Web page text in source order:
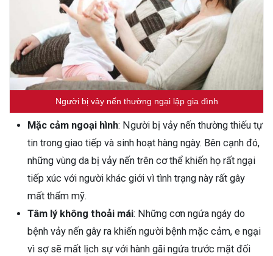
Người bị vảy nến thường ngại lập gia đình
Mặc cảm ngoại hình: Người bị vảy nến thường thiếu tự
tin trong giao tiếp và sinh hoạt hàng ngày. Bên cạnh đó,
những vùng da bị vảy nến trên cơ thể khiến họ rất ngại
tiếp xúc với người khác giới vì tình trạng này rất gây
mất thẩm mỹ.
Tâm lý không thoải mái: Những cơn ngứa ngáy do
bệnh vảy nến gây ra khiến người bệnh mặc cảm, e ngại
vì sợ sẽ mất lịch sự với hành gãi ngứa trước mặt đối